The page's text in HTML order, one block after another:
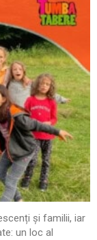
și familii, iar
un loc al